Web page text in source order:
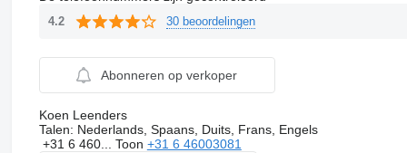
4.2 30 beoordelingen
Abonneren op verkoper
Koen Leenders
Talen: Nederlands, Spaans, Duits, Frans, Engels
+31 6 460... Toon +31 6 46003081